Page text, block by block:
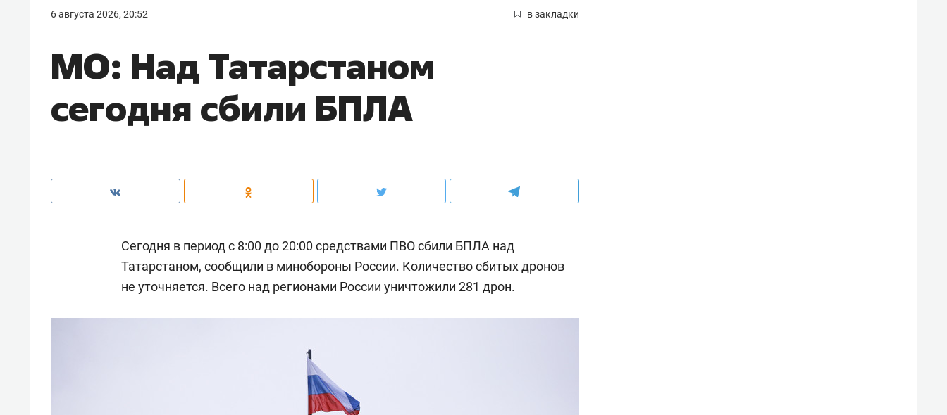
6 августа 2026, 20:52 в закладки
МО: Над Татарстаном
сегодня сбили БПЛА
Сегодня в период с 8:00 до 20:00 средствами ПВО сбили БПЛА над
Татарстаном, сообщили в минобороны России. Количество сбитых дронов
не уточняется. Всего над регионами России уничтожили 281 дрон.